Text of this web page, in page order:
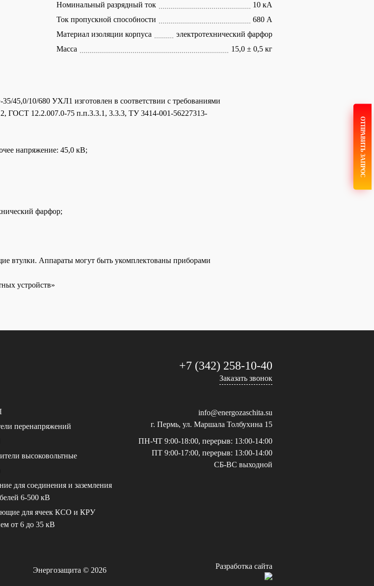
Номинальный разрядный ток
10 кА
Ток пропускной способности
680 А
Материал изоляции корпуса
электротехнический фарфор
Масса
15,0 ± 0,5 кг
45,0/10/680 УХЛ1 изготовлен в соответствии с требованиями
ГОСТ 12.2.007.0-75 п.п.3.3.1, 3.3.3, ТУ 3414-001-56227313-
напряжение: 45,0 кВ;
фарфор;
втулки. Аппараты могут быть укомплектованы приборами
устройств»
перенапряжений
высоковольтные
для соединения и заземления
6-500 кВ
для ячеек КСО и КРУ
от 6 до 35 кВ
+7 (342) 258-10-40
Заказать звонок
info@energozaschita.su
г. Пермь, ул. Маршала Толбухина 15
ПН-ЧТ 9:00-18:00, перерыв: 13:00-14:00
ПТ 9:00-17:00, перерыв: 13:00-14:00
СБ-ВС выходной
Энергозащита © 2026 Разработка сайта
ОТПРАВИТЬ ЗАПРОС